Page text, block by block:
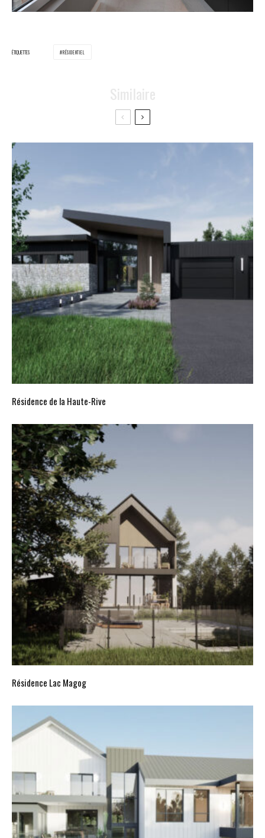
ÉTIQUETTES RÉSIDENTIEL
Résidence de la Haute-Rive
Résidence Lac Magog